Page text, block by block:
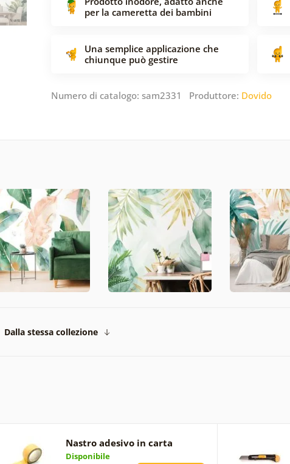
per la cameretta dei bambini
Una semplice applicazione che
chiunque può gestire
Numero di catalogo: sam2331 Produttore: Dovido
Dalla stessa collezione
Nastro adesivo in carta
Disponibile